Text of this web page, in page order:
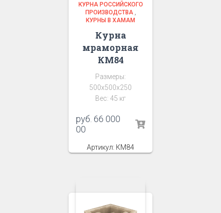
КУРНА РОССИЙСКОГО
ПРОИЗВОДСТВА,
КУРНЫ В ХАМАМ
Курна
мраморная
КМ84
Размеры:
500х500х250
Вес: 45 кг
руб. 66 000
00
Артикул: КМ84